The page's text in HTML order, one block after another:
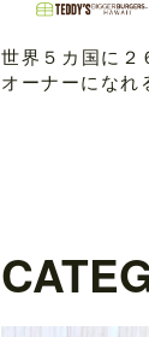
世界５カ国に２
オーナーになれ